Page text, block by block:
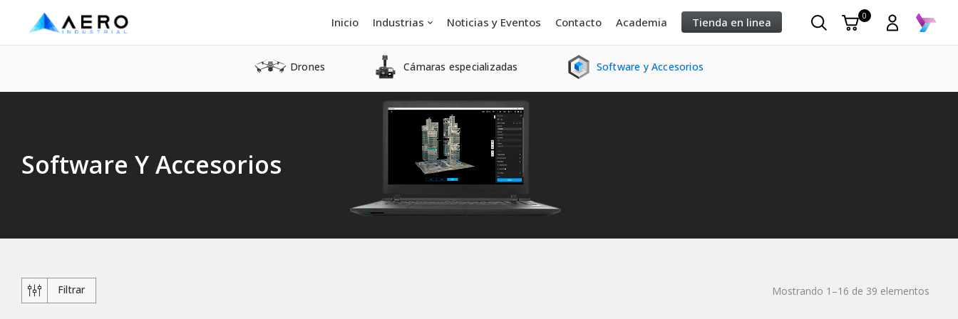
Inicio Industrias Noticias y Eventos Contacto Academia Tienda en linea 0
Drones Cámaras especializadas Software y Accesorios
Software Y Accesorios
Filtrar Mostrando 1–16 de 39 elementos